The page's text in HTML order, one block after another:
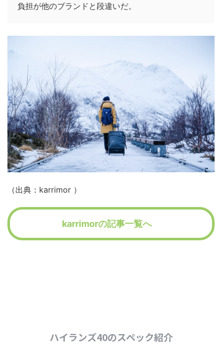
負担が他のブランドと段違いだ。
（出典：karrimor ）
karrimorの記事一覧へ
ハイランズ40のスペック紹介